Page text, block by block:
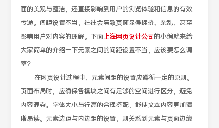
面的美观与整洁，还直接影响到用户的浏览体验和信息的有效
传递。间距设置不当，往往会导致页面显得拥挤、杂乱，甚至
影响用户对内容的理解。下面上海网页设计公司的小编就来给
大家简单的介绍一下元素之间的间距设置不当，应该要怎么调
整？
在网页设计过程中，元素间距的设置应遵循一定的原则。
页面布局时，应确保各模块之间有足够的空间进行区分，避免
内容混杂。字体大小与行高的合理搭配，能使文本内容更加清
晰易读。元素边距与内边距的设置，则关系到元素与页面边缘